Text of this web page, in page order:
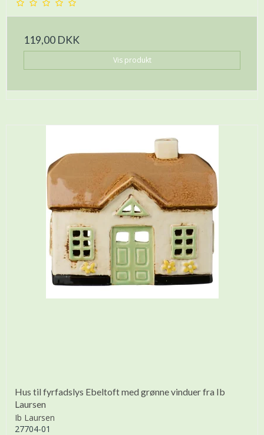
119,00 DKK
Vis produkt
Hus til fyrfadslys Ebeltoft med grønne vinduer fra Ib
Laursen
Ib Laursen
27704-01